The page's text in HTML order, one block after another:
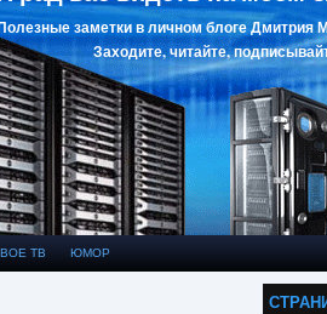
заметки в личном блоге Дмитрия
читайте,
ТВ ЮМОР